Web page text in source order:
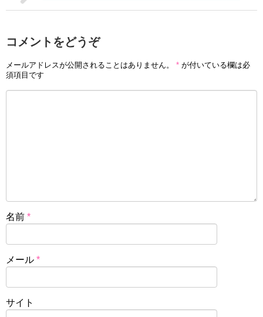
コメントをどうぞ
メールアドレスが公開されることはありません。 * が付いている欄は必
須項目です
名前 *
メール *
サイト